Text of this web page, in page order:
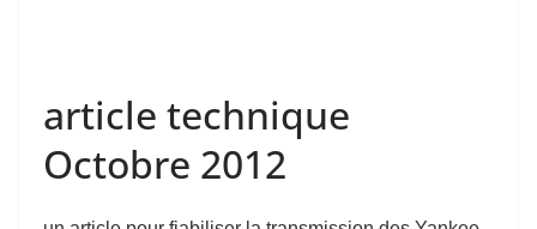
article technique
Octobre 2012